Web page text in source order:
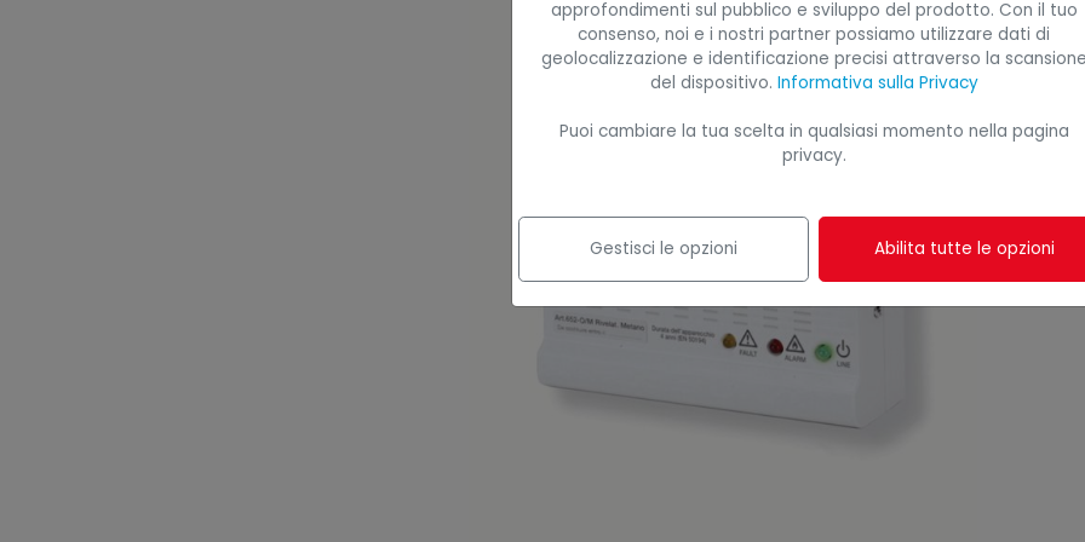
approfondimenti sul pubblico e sviluppo del prodotto. Con il tuo
consenso, noi e i nostri partner possiamo utilizzare dati di
geolocalizzazione e identificazione precisi attraverso la
del dispositivo. Informativa sulla Privacy
Puoi cambiare la tua scelta in qualsiasi momento nella pagina
privacy.
Gestisci le opzioni Abilita tutte le opzioni